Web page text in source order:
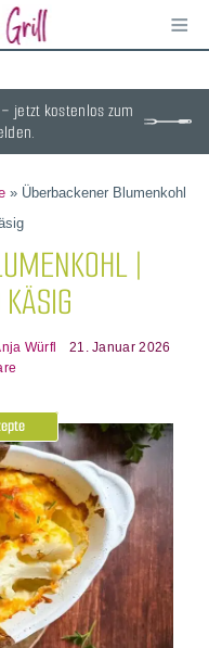
≡
jetzt kostenlos zum
» Überbackener Blumenkohl
|
Würfl
21. Januar 2026